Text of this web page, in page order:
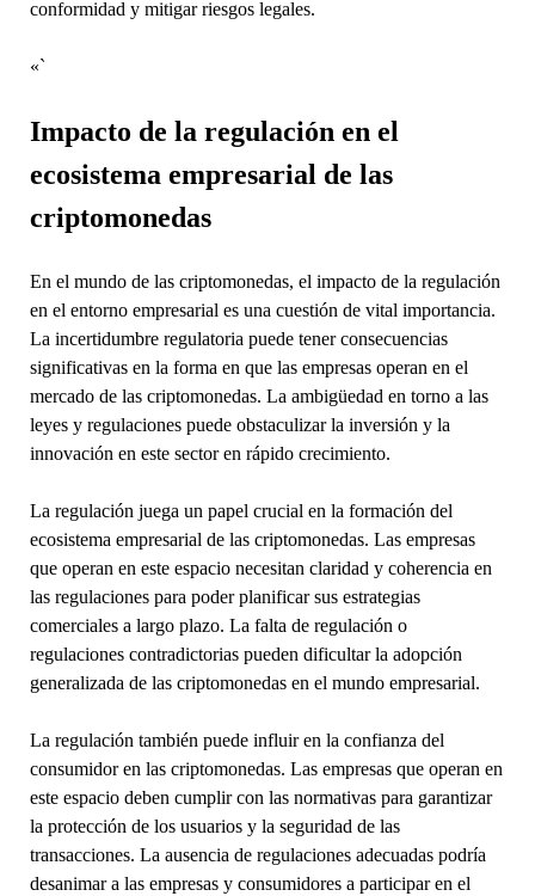
conformidad y mitigar riesgos legales.
«`
Impacto de la regulación en el
ecosistema empresarial de las
criptomonedas
En el mundo de las criptomonedas, el impacto de la regulación
en el entorno empresarial es una cuestión de vital importancia.
La incertidumbre regulatoria puede tener consecuencias
significativas en la forma en que las empresas operan en el
mercado de las criptomonedas. La ambigüedad en torno a las
leyes y regulaciones puede obstaculizar la inversión y la
innovación en este sector en rápido crecimiento.
La regulación juega un papel crucial en la formación del
ecosistema empresarial de las criptomonedas. Las empresas
que operan en este espacio necesitan claridad y coherencia en
las regulaciones para poder planificar sus estrategias
comerciales a largo plazo. La falta de regulación o
regulaciones contradictorias pueden dificultar la adopción
generalizada de las criptomonedas en el mundo empresarial.
La regulación también puede influir en la confianza del
consumidor en las criptomonedas. Las empresas que operan en
este espacio deben cumplir con las normativas para garantizar
la protección de los usuarios y la seguridad de las
transacciones. La ausencia de regulaciones adecuadas podría
desanimar a las empresas y consumidores a participar en el